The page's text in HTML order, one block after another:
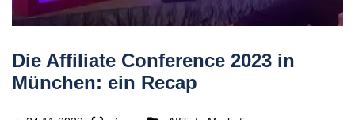
Die Affiliate Conference 2023 in
München: ein Recap